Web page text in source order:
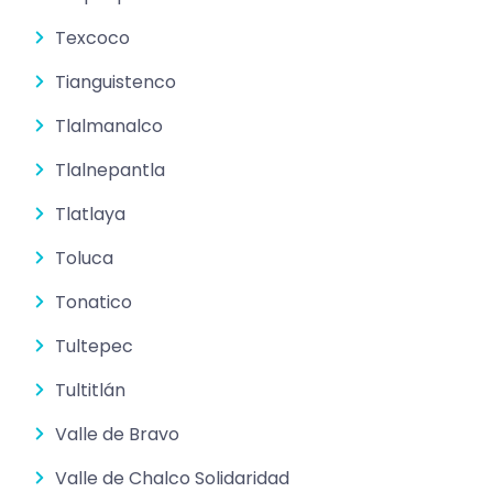
Texcoco
Tianguistenco
Tlalmanalco
Tlalnepantla
Tlatlaya
Toluca
Tonatico
Tultepec
Tultitlán
Valle de Bravo
Valle de Chalco Solidaridad